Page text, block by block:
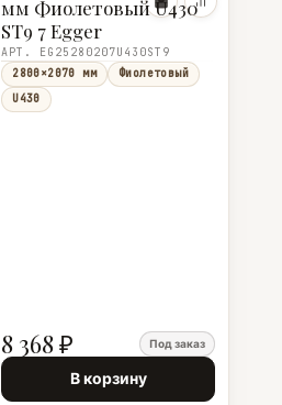
мм Фиолетовый U430
ST9 7 Egger
АРТ. EG25280207U430ST9
2800×2070 мм
Фиолетовый
U430
8 368 ₽ Под заказ
В корзину